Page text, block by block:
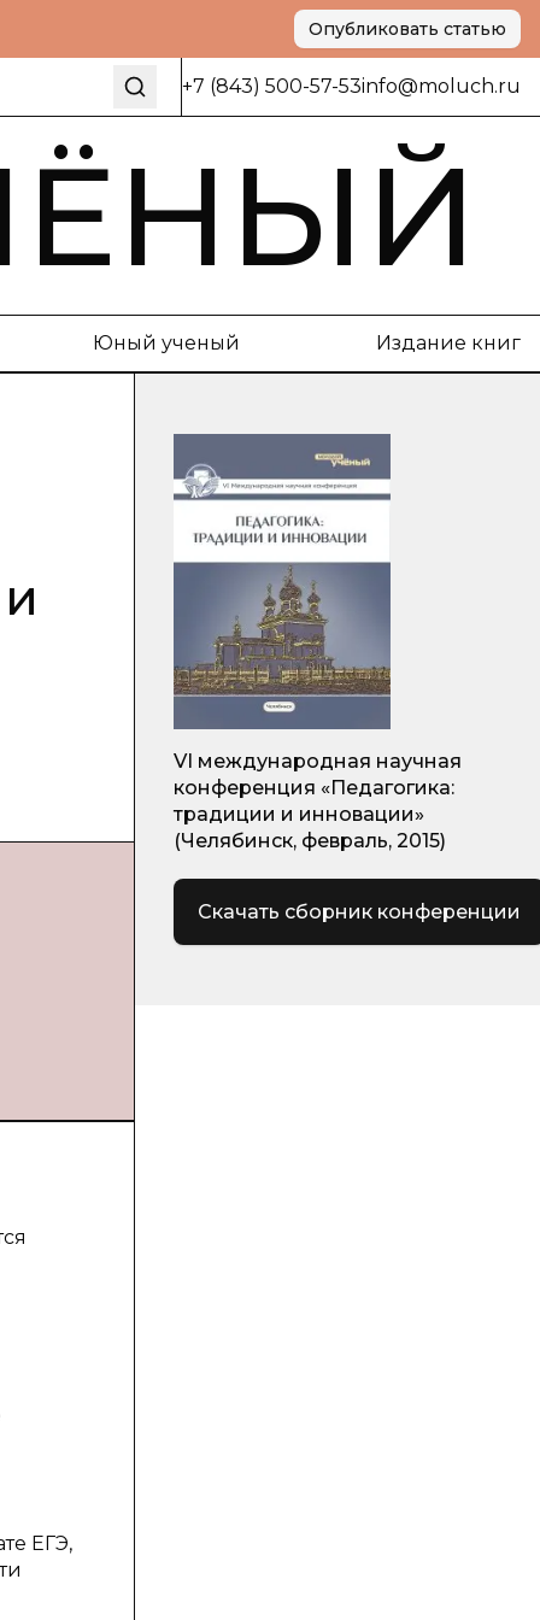
Опубликовать статью
+7 (843) 500-57-53info@moluch.ru
Юный ученый Издание книг
ЕГЭ,
VI международная научная
конференция «Педагогика:
традиции и инновации»
(Челябинск, февраль, 2015)
Скачать сборник конференции